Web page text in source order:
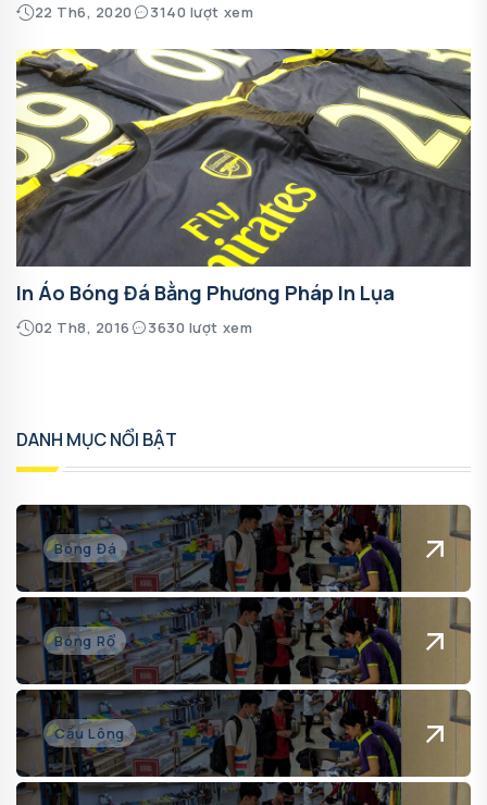
22 Th6, 2020 3140 lượt xem
In Áo Bóng Đá Bằng Phương Pháp In Lụa
02 Th8, 2016 3630 lượt xem
DANH MỤC NỔI BẬT
Bóng Đá
Bóng Rổ
Cầu Lông